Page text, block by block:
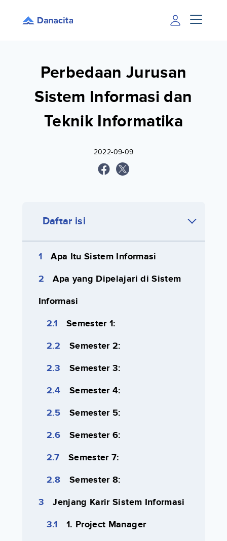
Perbedaan Jurusan
Sistem Informasi dan
Teknik Informatika
2022-09-09
Daftar isi
Apa Itu Sistem Informasi
Apa yang Dipelajari di Sistem
Informasi
Semester 1:
Semester 2:
Semester 3:
Semester 4:
Semester 5:
Semester 6:
Semester 7:
Semester 8:
Jenjang Karir Sistem Informasi
1. Project Manager